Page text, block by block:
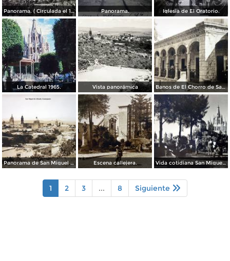
Panorama. ( Circulada el 17 de Marzo de 1952 ). Panorama. Iglesia de El Oratorio.
La Catedral 1965. Vista panorámica Banos de El Chorro de San Miguel de Allende, Guanajuato.
Panorama de San Miguel de Allende, Guanajuato . Escena callejera. Vida cotidiana San Miguel de Allende Guanajuato.
1 2 3 ... 8 Siguiente